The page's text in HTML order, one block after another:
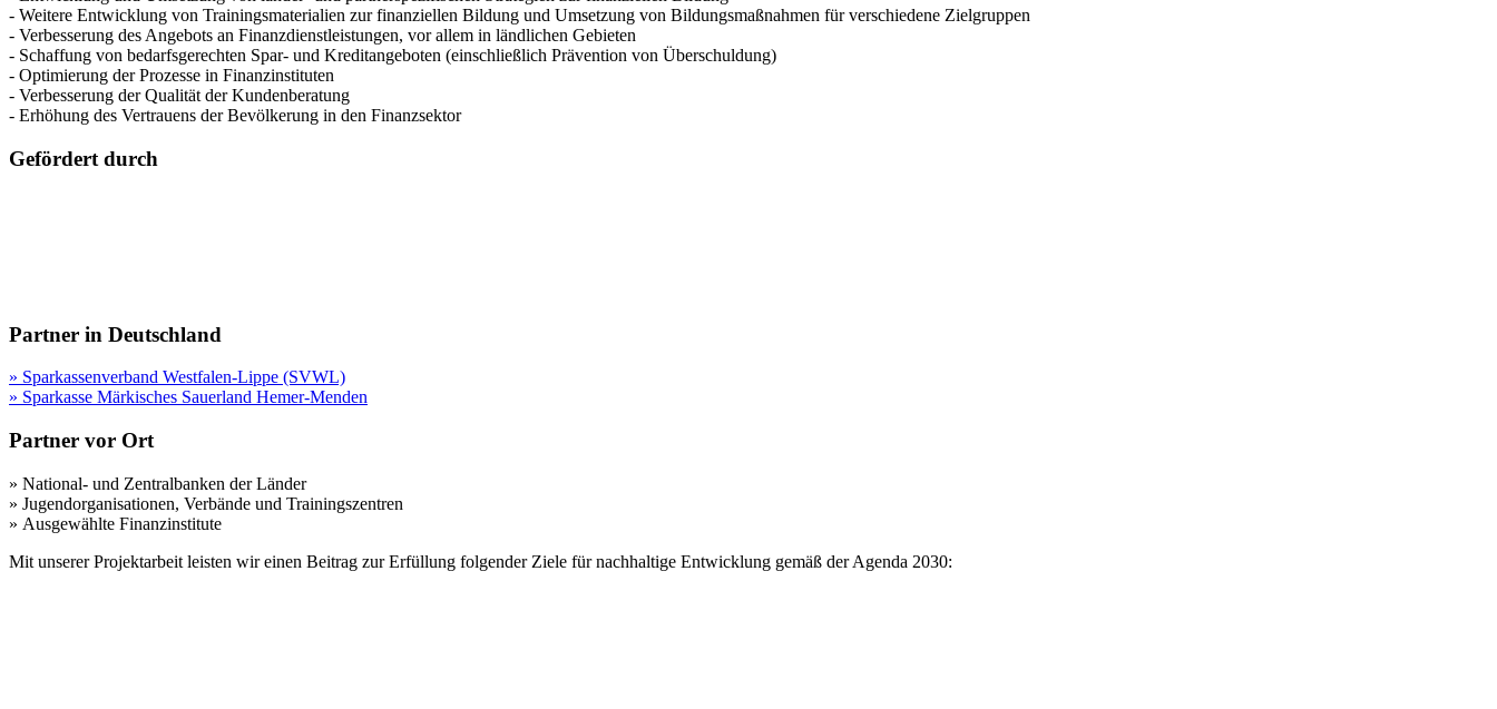
- Weitere Entwicklung von Trainingsmaterialien zur finanziellen Bildung und Umsetzung von Bildungsmaßnahmen für verschiedene Zielgruppen
- Verbesserung des Angebots an Finanzdienstleistungen, vor allem in ländlichen Gebieten
- Schaffung von bedarfsgerechten Spar- und Kreditangeboten (einschließlich Prävention von Überschuldung)
- Optimierung der Prozesse in Finanzinstituten
- Verbesserung der Qualität der Kundenberatung
- Erhöhung des Vertrauens der Bevölkerung in den Finanzsektor
Gefördert durch
Partner in Deutschland
» Sparkassenverband Westfalen-Lippe (SVWL)
» Sparkasse Märkisches Sauerland Hemer-Menden
Partner vor Ort
» National- und Zentralbanken der Länder
» Jugendorganisationen, Verbände und Trainingszentren
» Ausgewählte Finanzinstitute
Mit unserer Projektarbeit leisten wir einen Beitrag zur Erfüllung folgender Ziele für nachhaltige Entwicklung gemäß der Agenda 2030: